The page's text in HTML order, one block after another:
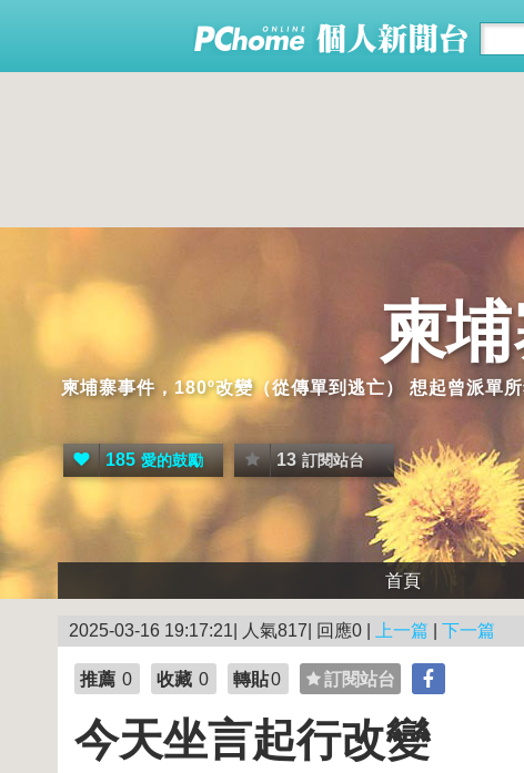
柬
柬埔寨事件，180º改變（從傳單到逃亡） 想起曾派單
185 愛的鼓勵 13 訂閱站台
首頁
2025-03-16 19:17:21| 人氣817| 回應0 | 上一篇 下一篇
推薦 0 收藏 0 轉貼0 訂閱站台
今天坐言起行改變